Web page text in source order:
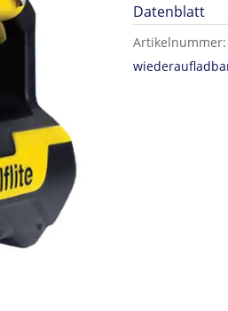
Datenblatt
Artikelnummer: